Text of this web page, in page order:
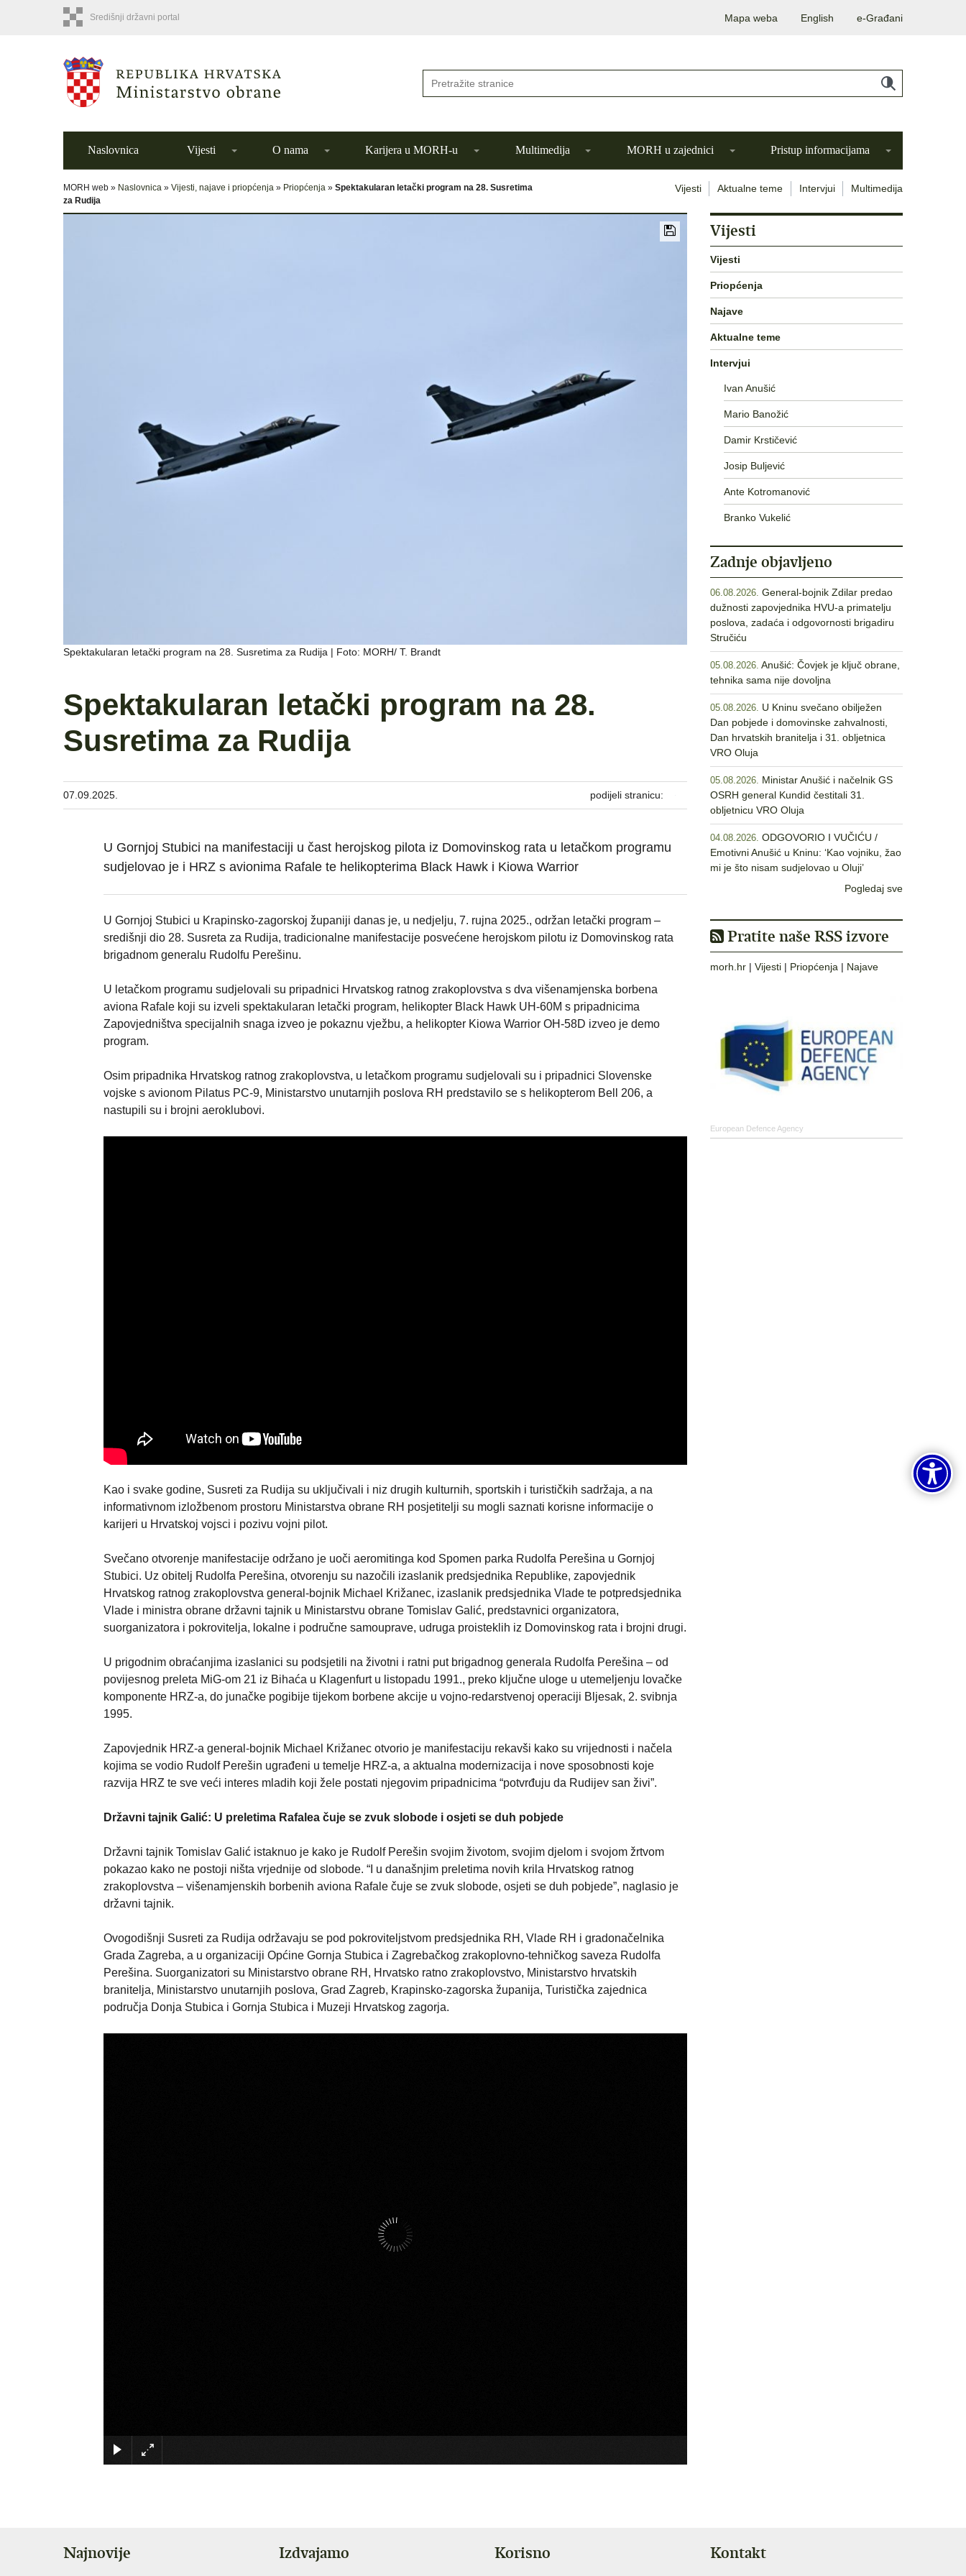
Središnji državni portal Mapa weba English e-Građani
Naslovnica Vijesti O nama Karijera u MORH-u Multimedija MORH u zajednici Pristup informacijama
MORH web » Naslovnica » Vijesti, najave i priopćenja » Priopćenja » Spektakularan letački program na 28. Susretima
za Rudija
Vijesti Aktualne teme Intervjui Multimedija
Spektakularan letački program na 28. Susretima za Rudija | Foto: MORH/ T. Brandt
Spektakularan letački program na 28.
Susretima za Rudija
07.09.2025. podijeli stranicu:
U Gornjoj Stubici na manifestaciji u čast herojskog pilota iz Domovinskog rata u letačkom programu
sudjelovao je i HRZ s avionima Rafale te helikopterima Black Hawk i Kiowa Warrior
U Gornjoj Stubici u Krapinsko-zagorskoj županiji danas je, u nedjelju, 7. rujna 2025., održan letački program –
središnji dio 28. Susreta za Rudija, tradicionalne manifestacije posvećene herojskom pilotu iz Domovinskog rata
brigadnom generalu Rudolfu Perešinu.
U letačkom programu sudjelovali su pripadnici Hrvatskog ratnog zrakoplovstva s dva višenamjenska borbena
aviona Rafale koji su izveli spektakularan letački program, helikopter Black Hawk UH-60M s pripadnicima
Zapovjedništva specijalnih snaga izveo je pokaznu vježbu, a helikopter Kiowa Warrior OH-58D izveo je demo
program.
Osim pripadnika Hrvatskog ratnog zrakoplovstva, u letačkom programu sudjelovali su i pripadnici Slovenske
vojske s avionom Pilatus PC-9, Ministarstvo unutarnjih poslova RH predstavilo se s helikopterom Bell 206, a
nastupili su i brojni aeroklubovi.
Kao i svake godine, Susreti za Rudija su uključivali i niz drugih kulturnih, sportskih i turističkih sadržaja, a na
informativnom izložbenom prostoru Ministarstva obrane RH posjetitelji su mogli saznati korisne informacije o
karijeri u Hrvatskoj vojsci i pozivu vojni pilot.
Svečano otvorenje manifestacije održano je uoči aeromitinga kod Spomen parka Rudolfa Perešina u Gornjoj
Stubici. Uz obitelj Rudolfa Perešina, otvorenju su nazočili izaslanik predsjednika Republike, zapovjednik
Hrvatskog ratnog zrakoplovstva general-bojnik Michael Križanec, izaslanik predsjednika Vlade te potpredsjednika
Vlade i ministra obrane državni tajnik u Ministarstvu obrane Tomislav Galić, predstavnici organizatora,
suorganizatora i pokrovitelja, lokalne i područne samouprave, udruga proisteklih iz Domovinskog rata i brojni drugi.
U prigodnim obraćanjima izaslanici su podsjetili na životni i ratni put brigadnog generala Rudolfa Perešina – od
povijesnog preleta MiG-om 21 iz Bihaća u Klagenfurt u listopadu 1991., preko ključne uloge u utemeljenju lovačke
komponente HRZ-a, do junačke pogibije tijekom borbene akcije u vojno-redarstvenoj operaciji Bljesak, 2. svibnja
1995.
Zapovjednik HRZ-a general-bojnik Michael Križanec otvorio je manifestaciju rekavši kako su vrijednosti i načela
kojima se vodio Rudolf Perešin ugrađeni u temelje HRZ-a, a aktualna modernizacija i nove sposobnosti koje
razvija HRZ te sve veći interes mladih koji žele postati njegovim pripadnicima “potvrđuju da Rudijev san živi”.
Državni tajnik Galić: U preletima Rafalea čuje se zvuk slobode i osjeti se duh pobjede
Državni tajnik Tomislav Galić istaknuo je kako je Rudolf Perešin svojim životom, svojim djelom i svojom žrtvom
pokazao kako ne postoji ništa vrjednije od slobode. “I u današnjim preletima novih krila Hrvatskog ratnog
zrakoplovstva – višenamjenskih borbenih aviona Rafale čuje se zvuk slobode, osjeti se duh pobjede”, naglasio je
državni tajnik.
Ovogodišnji Susreti za Rudija održavaju se pod pokroviteljstvom predsjednika RH, Vlade RH i gradonačelnika
Grada Zagreba, a u organizaciji Općine Gornja Stubica i Zagrebačkog zrakoplovno-tehničkog saveza Rudolfa
Perešina. Suorganizatori su Ministarstvo obrane RH, Hrvatsko ratno zrakoplovstvo, Ministarstvo hrvatskih
branitelja, Ministarstvo unutarnjih poslova, Grad Zagreb, Krapinsko-zagorska županija, Turistička zajednica
područja Donja Stubica i Gornja Stubica i Muzeji Hrvatskog zagorja.
Vijesti
Vijesti
Priopćenja
Najave
Aktualne teme
Intervjui
Ivan Anušić
Mario Banožić
Damir Krstičević
Josip Buljević
Ante Kotromanović
Branko Vukelić
Zadnje objavljeno
06.08.2026. General-bojnik Zdilar predao
dužnosti zapovjednika HVU-a primatelju
poslova, zadaća i odgovornosti brigadiru
Stručiću
05.08.2026. Anušić: Čovjek je ključ obrane,
tehnika sama nije dovoljna
05.08.2026. U Kninu svečano obilježen
Dan pobjede i domovinske zahvalnosti,
Dan hrvatskih branitelja i 31. obljetnica
VRO Oluja
05.08.2026. Ministar Anušić i načelnik GS
OSRH general Kundid čestitali 31.
obljetnicu VRO Oluja
04.08.2026. ODGOVORIO I VUČIĆU /
Emotivni Anušić u Kninu: ‘Kao vojniku, žao
mi je što nisam sudjelovao u Oluji’
Pogledaj sve
Pratite naše RSS izvore
morh.hr | Vijesti | Priopćenja | Najave
European Defence Agency
Najnovije Izdvajamo Korisno Kontakt